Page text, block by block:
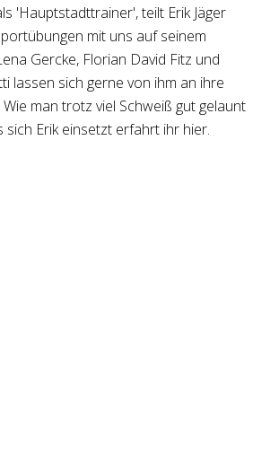
'Hauptstadttrainer', teilt Erik Jäger
mit uns auf seinem
Gercke, Florian David Fitz und
lassen sich gerne von ihm an ihre
man trotz viel Schweiß gut gelaunt
sich Erik einsetzt erfahrt ihr hier.